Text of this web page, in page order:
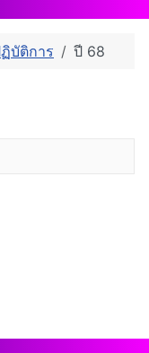
บัติการ ปี 68